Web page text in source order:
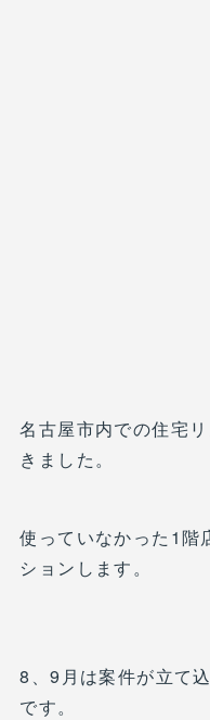
名古屋市内での住宅
きました。
使っていなかった1階
ションします。
8、9月は案件が立て
です。